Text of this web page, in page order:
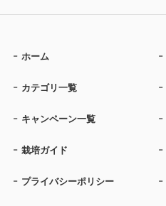
ホーム
カテゴリ一覧
キャンペーン一覧
栽培ガイド
プライバシーポリシー